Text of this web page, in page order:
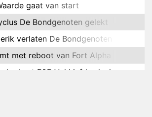
gaat van start
De Bondgenoten gelekt
verlaten De Bondgenoten
met reboot van Fort Alpha
herkent B&B Vol Liefde-deelnemer